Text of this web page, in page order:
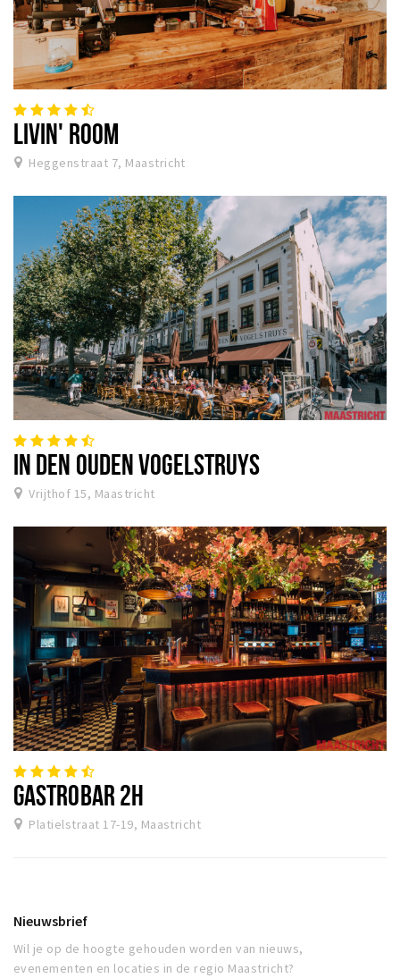
LIVIN' ROOM
Heggenstraat 7, Maastricht
IN DEN OUDEN VOGELSTRUYS
Vrijthof 15, Maastricht
GASTROBAR 2H
Platielstraat 17-19, Maastricht
Nieuwsbrief
Wil je op de hoogte gehouden worden van nieuws,
evenementen en locaties in de regio Maastricht?